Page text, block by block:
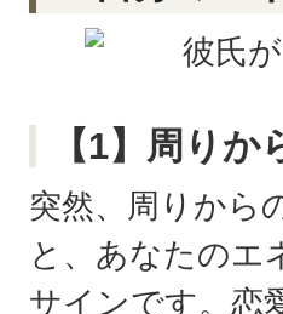
【1】周り
突然、周りから
と、あなたのエ
サインです。恋